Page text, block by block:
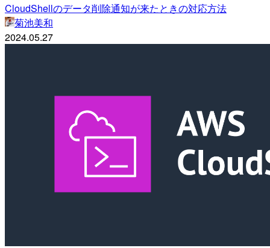
CloudShellのデータ削除通知が来たときの対応方法
菊池美和
2024.05.27